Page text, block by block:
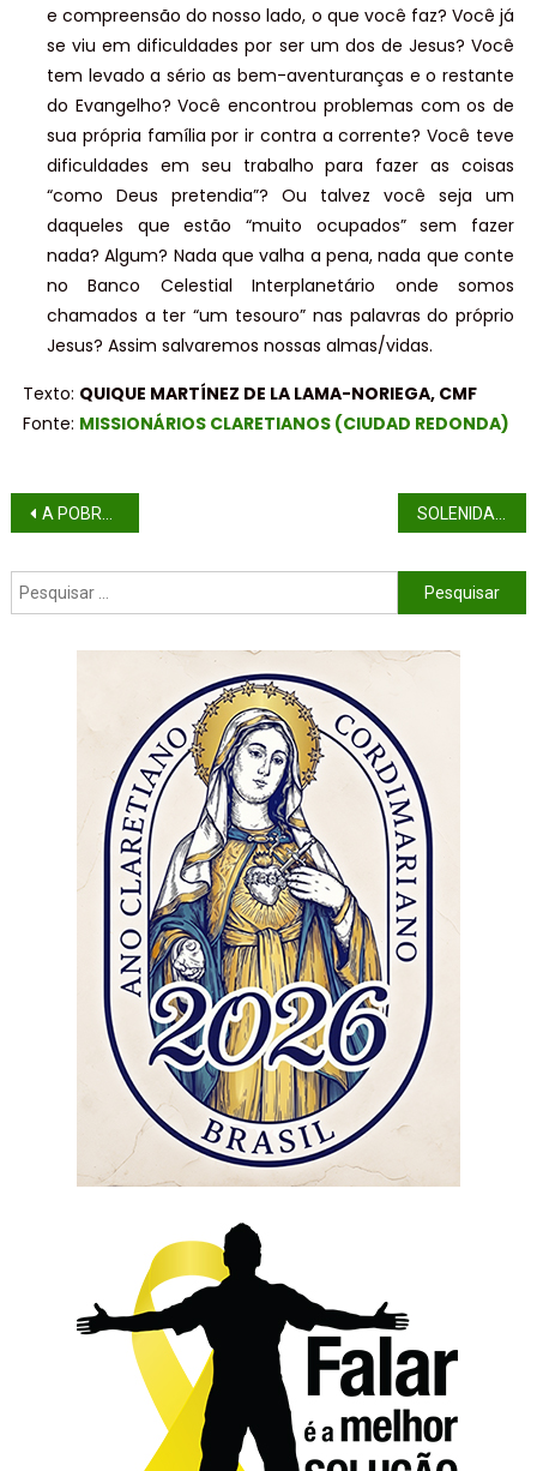
e compreensão do nosso lado, o que você faz? Você já
se viu em dificuldades por ser um dos de Jesus? Você
tem levado a sério as bem-aventuranças e o restante
do Evangelho? Você encontrou problemas com os de
sua própria família por ir contra a corrente? Você teve
dificuldades em seu trabalho para fazer as coisas
“como Deus pretendia”? Ou talvez você seja um
daqueles que estão “muito ocupados” sem fazer
nada? Algum? Nada que valha a pena, nada que conte
no Banco Celestial Interplanetário onde somos
chamados a ter “um tesouro” nas palavras do próprio
Jesus? Assim salvaremos nossas almas/vidas.
Texto: QUIQUE MARTÍNEZ DE LA LAMA-NORIEGA, CMF
Fonte: MISSIONÁRIOS CLARETIANOS (CIUDAD REDONDA)
A POBREZA DE CRISTO E A FOME DOS POBRES SOLENIDADE DE NOSSO SENHOR JESUS CRISTO, REI DO UNIVERSO (ANO C)